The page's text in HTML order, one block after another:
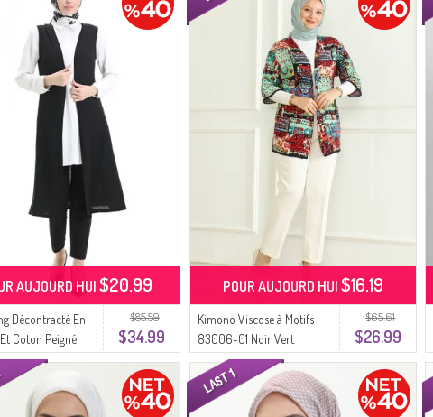
$85.59
$34.99
Décontracté En
Coton Peigné
Noir
AUJOURD HUI$20.99
$65.61
$26.99
Kimono Viscose à Motifs
83006-01 Noir Vert
POUR AUJOURD HUI $16.19